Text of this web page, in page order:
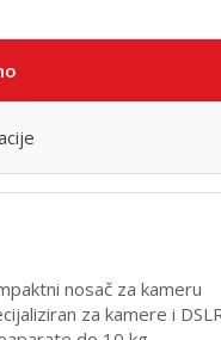
nosač za kameru
za kamere i